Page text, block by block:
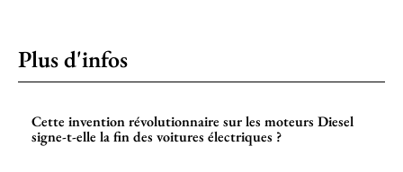
Plus d'infos
Cette invention révolutionnaire sur les moteurs Diesel
signe-t-elle la fin des voitures électriques ?